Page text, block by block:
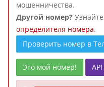
мошенничества.
Другой номер?
определителя номера.
Проверить номер в
Это мой номер!